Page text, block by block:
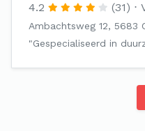
4.2 (31)
Ambachtsweg 12, 5683
"Gespecialiseerd in